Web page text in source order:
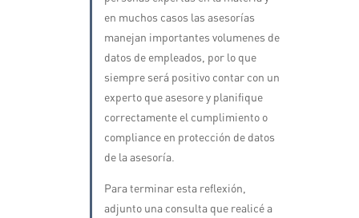
en muchos casos las asesorías
manejan importantes volumenes de
datos de empleados, por lo que
siempre será positivo contar con un
experto que asesore y planifique
correctamente el cumplimiento o
compliance en protección de datos
de la asesoría.
Para terminar esta reflexión,
adjunto una consulta que realicé a